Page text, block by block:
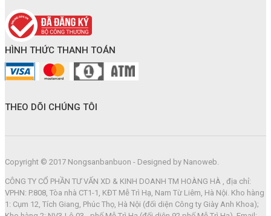
HÌNH THỨC THANH TOÁN
THEO DÕI CHÚNG TÔI
Copyright © 2017 Nongsanbanbuon - Designed by Nanoweb.
CÔNG TY CỔ PHẦN TƯ VẤN XD & KINH DOANH TM HOÀNG HÀ , địa chỉ:
VPHN: P.808, Tòa nhà CT1-1, KĐT Mễ Trì Hạ, Nam Từ Liêm, Hà Nội. Kho hàng
1: Cụm 12, Tích Giang, Phúc Thọ, Hà Nội (đối diện Công ty Giày Anh Khoa);